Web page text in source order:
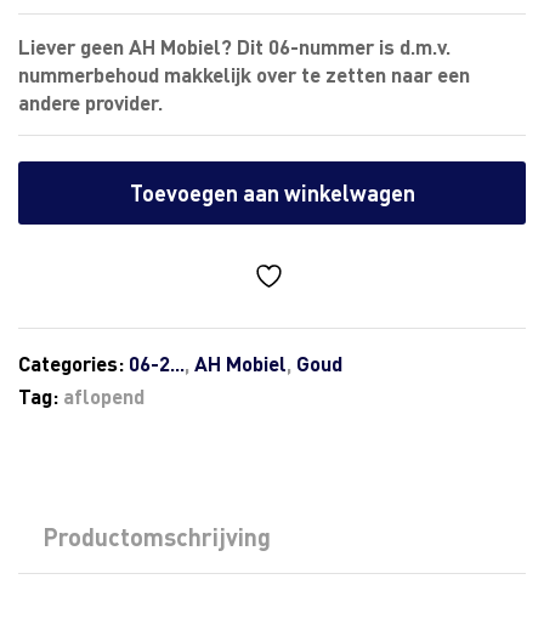
Liever geen AH Mobiel? Dit 06-nummer is d.m.v.
nummerbehoud makkelijk over te zetten naar een
andere provider.
Toevoegen aan winkelwagen
Categories: 06-2..., AH Mobiel, Goud
Tag: aflopend
Productomschrijving